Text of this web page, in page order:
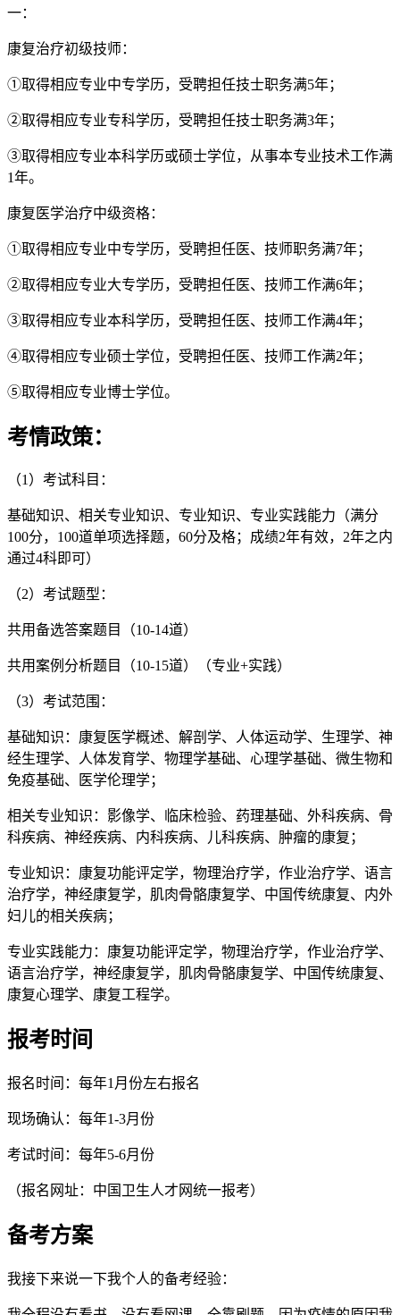
一：
康复治疗初级技师：
①取得相应专业中专学历，受聘担任技士职务满5年；
②取得相应专业专科学历，受聘担任技士职务满3年；
③取得相应专业本科学历或硕士学位，从事本专业技术工作满
1年。
康复医学治疗中级资格：
①取得相应专业中专学历，受聘担任医、技师职务满7年；
②取得相应专业大专学历，受聘担任医、技师工作满6年；
③取得相应专业本科学历，受聘担任医、技师工作满4年；
④取得相应专业硕士学位，受聘担任医、技师工作满2年；
⑤取得相应专业博士学位。
考情政策：
（1）考试科目：
基础知识、相关专业知识、专业知识、专业实践能力（满分
100分，100道单项选择题，60分及格；成绩2年有效，2年之内
通过4科即可）
（2）考试题型：
共用备选答案题目（10-14道）
共用案例分析题目（10-15道）（专业+实践）
（3）考试范围：
基础知识：康复医学概述、解剖学、人体运动学、生理学、神
经生理学、人体发育学、物理学基础、心理学基础、微生物和
免疫基础、医学伦理学；
相关专业知识：影像学、临床检验、药理基础、外科疾病、骨
科疾病、神经疾病、内科疾病、儿科疾病、肿瘤的康复；
专业知识：康复功能评定学，物理治疗学，作业治疗学、语言
治疗学，神经康复学，肌肉骨骼康复学、中国传统康复、内外
妇儿的相关疾病；
专业实践能力：康复功能评定学，物理治疗学，作业治疗学、
语言治疗学，神经康复学，肌肉骨骼康复学、中国传统康复、
康复心理学、康复工程学。
报考时间
报名时间：每年1月份左右报名
现场确认：每年1-3月份
考试时间：每年5-6月份
（报名网址：中国卫生人才网统一报考）
备考方案
我接下来说一下我个人的备考经验：